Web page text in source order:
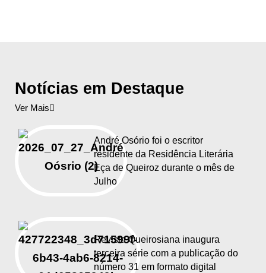
Notícias em Destaque
Ver Mais
André Osório foi o escritor
residente da Residência Literária
Eça de Queiroz durante o mês de
Julho
Revista Queirosiana inaugura
terceira série com a publicação do
número 31 em formato digital